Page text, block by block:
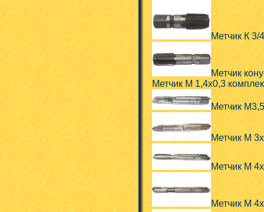
Метчик К
Метчик
Метчик М 1,4х0,3
Метчик
Метчик М
Метчик М
Метчик М